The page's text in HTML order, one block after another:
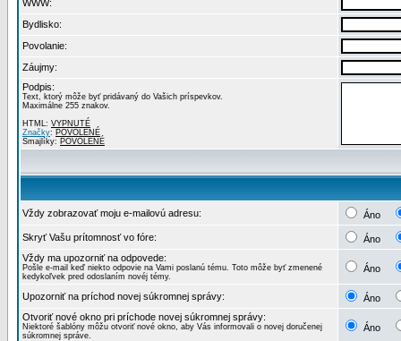
WWW:
Bydlisko:
Povolanie:
Záujmy:
Podpis:
Text, ktorý môže byť pridávaný do Vašich príspevkov.
Maximálne 255 znakov.
HTML: VYPNUTÉ
Značky: POVOLENÉ
Smajlíky: POVOLENÉ
Vždy zobrazovať moju e-mailovú adresu: Áno
Skryť Vašu prítomnosť vo fóre:
Áno
Vždy ma upozorniť na odpovede:
Pošle e-mail keď niekto odpovie na Vami poslanú tému. Toto môže byť zmenené
kedykoľvek pred odoslaním novéj témy.
Áno
Upozorniť na príchod novej súkromnej správy:
Áno
Otvoriť nové okno pri príchode novej súkromnej správy:
Niektoré šablóny môžu otvoriť nové okno, aby Vás informovali o novej doručenej
súkromnej správe.
Áno